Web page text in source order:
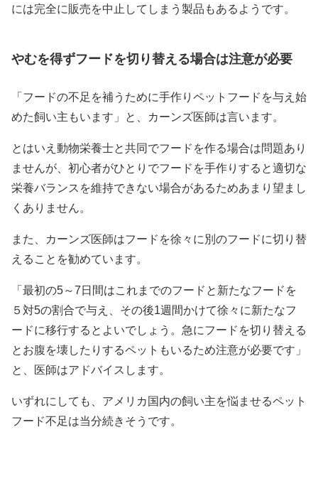
には完全に販売を中止してしまう製品もあるようです。
やむを得ずフードを切り替える場合は注意が必要
「フードの不足を補うために手作りペットフードを与え始
めた飼い主もいます」と、カーンズ医師は言います。
とはいえ動物栄養士と共同でフードを作る場合は問題あり
ませんが、初心者がひとりでフードを手作りすると適切な
栄養バランスを維持できない場合があるためあまり望まし
くありません。
また、カーンズ医師はフードを徐々に別のフードに切り替
えることを勧めています。
「最初の5～7日間はこれまでのフードと新たなフードを
５対5の割合で与え、その後1週間かけて徐々に新たなフ
ードに移行するとよいでしょう。急にフードを切り替える
とお腹を壊したりするペットもいるため注意が必要です」
と、医師はアドバイスします。
いずれにしても、アメリカ国内の飼い主を悩ませるペット
フード不足は当分続きそうです。